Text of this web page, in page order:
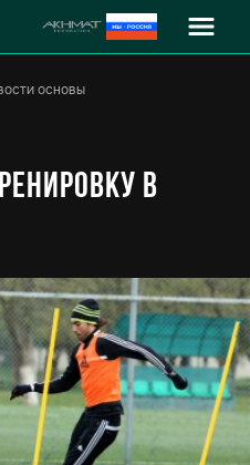
основы
в